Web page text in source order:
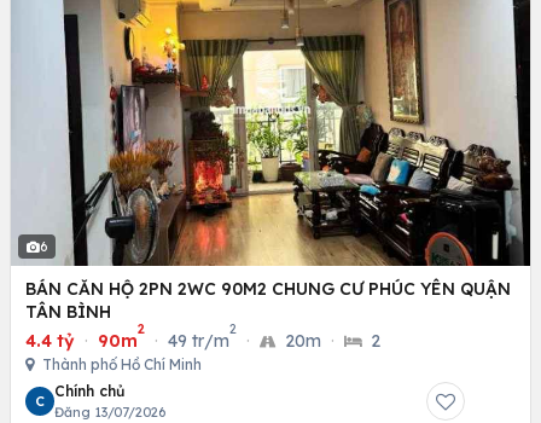
6
BÁN CĂN HỘ 2PN 2WC 90M2 CHUNG CƯ PHÚC YÊN QUẬN
TÂN BÌNH
4.4 tỷ · 90m
2
· 49 tr/m
2
· 20m · 2
Thành phố Hồ Chí Minh
C
Chính chủ
Đăng 13/07/2026